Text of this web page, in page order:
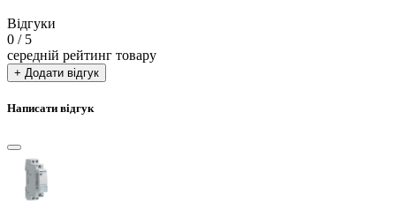
Відгуки
0 / 5
середній рейтинг товару
+ Додати відгук
Написати відгук